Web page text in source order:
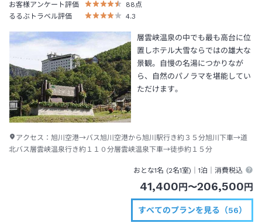
お客様アンケート評価
88 点
るるぶトラベル評価
4.3
層雲峡温泉の中でも最も高台に位
置しホテル大雪ならではの雄大な
景観。自慢の名湯につかりなが
ら、自然のパノラマを堪能してい
ただけます。
アクセス： 旭川空港→バス旭川空港から旭川駅行き約３５分旭川下車→道
北バス層雲峡温泉行き約１１０分層雲峡温泉下車→徒歩約１５分
おとな1名 (2名1室)｜1泊 ｜消費税込
41,400 円 〜206,500 円
すべてのプランを見る（56）